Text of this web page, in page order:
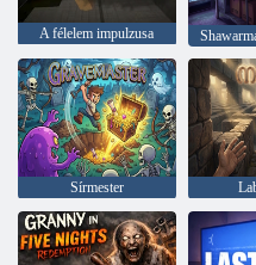
A félelem impulzusa
Sírmester